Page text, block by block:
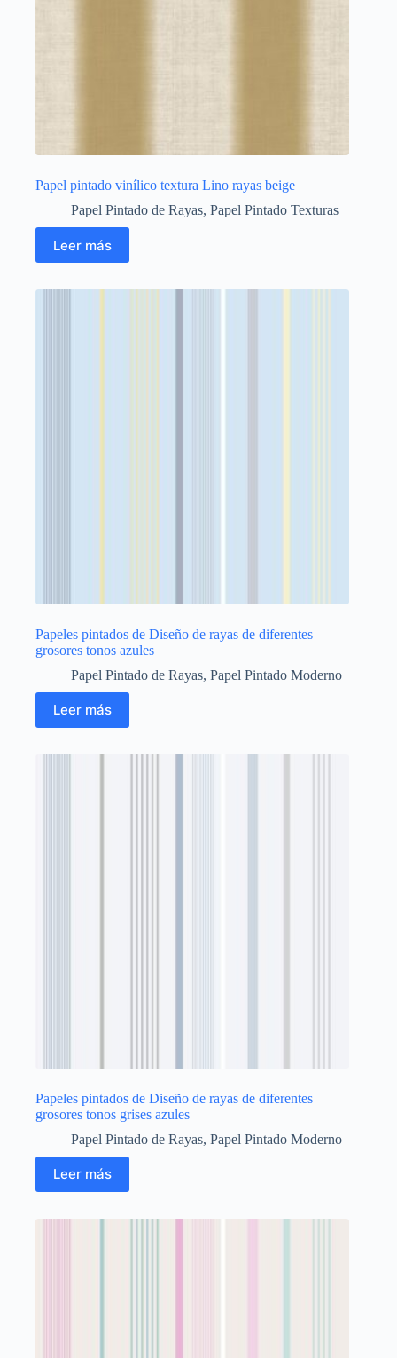
Papel pintado vinílico textura Lino rayas beige
Papel Pintado de Rayas, Papel Pintado Texturas
Leer más
Papeles pintados de Diseño de rayas de diferentes
grosores tonos azules
Papel Pintado de Rayas, Papel Pintado Moderno
Leer más
Papeles pintados de Diseño de rayas de diferentes
grosores tonos grises azules
Papel Pintado de Rayas, Papel Pintado Moderno
Leer más